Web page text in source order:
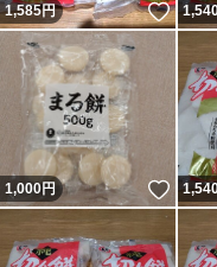
1,585円 いい
1,000円 い